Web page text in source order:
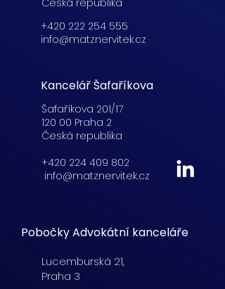
Česká republika
+420 222 254 555
info@matznervitek.cz
Kancelář Šafaříkova
Šafaříkova 201/17
120 00 Praha 2
Česká republika
+420 224 409 802
info@matznervitek.cz
Pobočky Advokátní kanceláře
Lucemburská 21,
Praha 3